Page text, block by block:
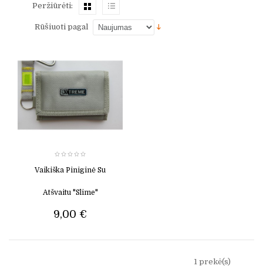
Peržiūrėti:
Rūšiuoti pagal
Vaikiška Piniginė Su
Atšvaitu "Slime"
9,00 €
1 prekė(s)